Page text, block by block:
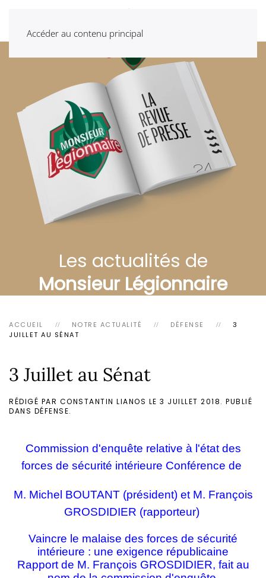
Accéder au contenu principal
Les actualités de
Monsieur Légionnaire
ACCUEIL NOTRE ACTUALITÉ DÉFENSE
3
JUILLET AU SÉNAT
3 Juillet au Sénat
RÉDIGÉ PAR CONSTANTIN LIANOS LE 3 JUILLET 2018. PUBLIÉ
DANS DÉFENSE.
Commission d'enquête relative à l'état des
forces de sécurité intérieure Conférence de
M. Michel BOUTANT (président) et M. François
GROSDIDIER (rapporteur)
Vaincre le malaise des forces de sécurité
intérieure : une exigence républicaine
Rapport de M. François GROSDIDIER, fait au